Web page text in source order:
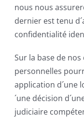
nous nous
dernier est tenu
confidentialité
Sur la base de
personnelles
application d´une
´une décision
judiciaire